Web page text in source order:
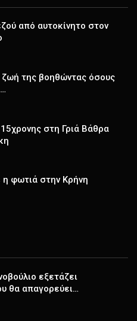
από αυτοκίνητο στον
της βοηθώντας όσους
στη Γριά Βάθρα
φωτιά στην Κρήνη
εξετάζει
θα απαγορεύει…